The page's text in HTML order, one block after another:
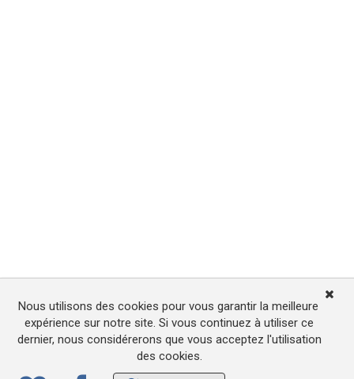
Nous utilisons des cookies pour vous garantir la meilleure
expérience sur notre site. Si vous continuez à utiliser ce
dernier, nous considérerons que vous acceptez l'utilisation
des cookies.